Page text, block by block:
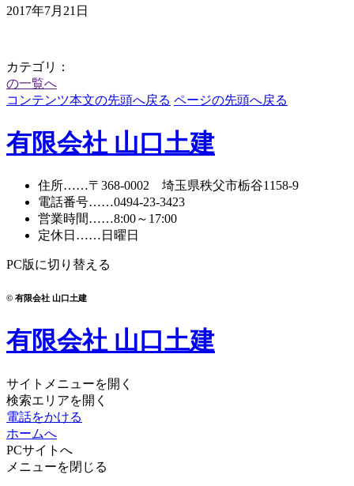
2017年7月21日
カテゴリ：
の一覧へ
コンテンツ本文の先頭へ戻る ページの先頭へ戻る
有限会社 山口土建
住所……〒368-0002 埼玉県秩父市栃谷1158-9
電話番号……0494-23-3423
営業時間……8:00～17:00
定休日 ……日曜日
PC版に切り替える
© 有限会社 山口土建
有限会社 山口土建
サイトメニューを開く
検索エリアを開く
電話をかける
ホームへ
PCサイトへ
メニューを閉じる